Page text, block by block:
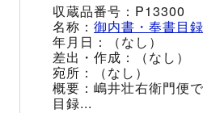
P13300
御内書・奉書目録
（なし）
（なし）
（なし）
嶋井壮右衛門便
目録...